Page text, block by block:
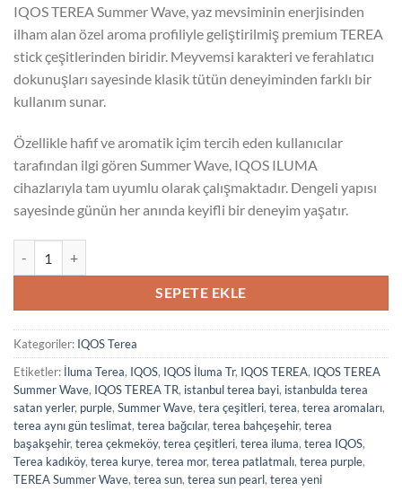
IQOS TEREA Summer Wave, yaz mevsiminin enerjisinden
ilham alan özel aroma profiliyle geliştirilmiş premium TEREA
stick çeşitlerinden biridir. Meyvemsi karakteri ve ferahlatıcı
dokunuşları sayesinde klasik tütün deneyiminden farklı bir
kullanım sunar.
Özellikle hafif ve aromatik içim tercih eden kullanıcılar
tarafından ilgi gören Summer Wave, IQOS ILUMA
cihazlarıyla tam uyumlu olarak çalışmaktadır. Dengeli yapısı
sayesinde günün her anında keyifli bir deneyim yaşatır.
SEPETE EKLE
Kategoriler: IQOS Terea
Etiketler: İluma Terea, IQOS, IQOS İluma Tr, IQOS TEREA, IQOS TEREA
Summer Wave, IQOS TEREA TR, istanbul terea bayi, istanbulda terea
satan yerler, purple, Summer Wave, tera çeşitleri, terea, terea aromaları,
terea aynı gün teslimat, terea bağcılar, terea bahçeşehir, terea
başakşehir, terea çekmeköy, terea çeşitleri, terea iluma, terea IQOS,
Terea kadıköy, terea kurye, terea mor, terea patlatmalı, terea purple,
TEREA Summer Wave, terea sun, terea sun pearl, terea yeni